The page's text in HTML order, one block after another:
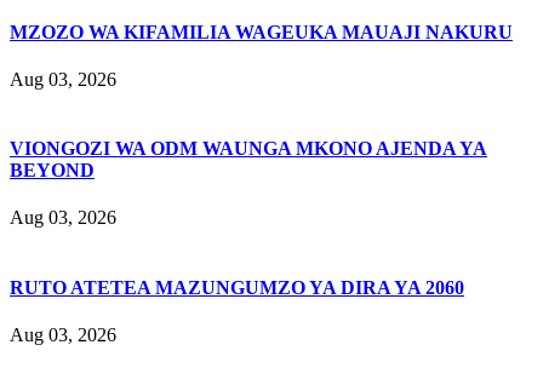
MZOZO WA KIFAMILIA WAGEUKA MAUAJI NAKURU
Aug 03, 2026
VIONGOZI WA ODM WAUNGA MKONO AJENDA YA
BEYOND
Aug 03, 2026
RUTO ATETEA MAZUNGUMZO YA DIRA YA 2060
Aug 03, 2026